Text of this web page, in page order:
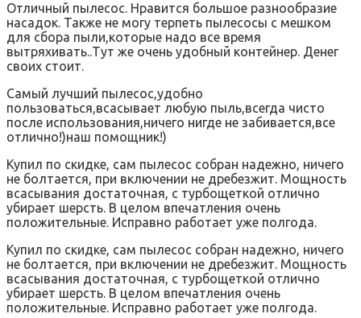
Отличный пылесос. Нравится большое разнообразие
насадок. Также не могу терпеть пылесосы с мешком
для сбора пыли,которые надо все время
вытряхивать..Тут же очень удобный контейнер. Денег
своих стоит.
Самый лучший пылесос,удобно
пользоваться,всасывает любую пыль,всегда чисто
после использования,ничего нигде не забивается,все
отлично!)наш помощник!)
Купил по скидке, сам пылесос собран надежно, ничего
не болтается, при включении не дребезжит. Мощность
всасывания достаточная, с турбощеткой отлично
убирает шерсть. В целом впечатления очень
положительные. Исправно работает уже полгода.
Купил по скидке, сам пылесос собран надежно, ничего
не болтается, при включении не дребезжит. Мощность
всасывания достаточная, с турбощеткой отлично
убирает шерсть. В целом впечатления очень
положительные. Исправно работает уже полгода.